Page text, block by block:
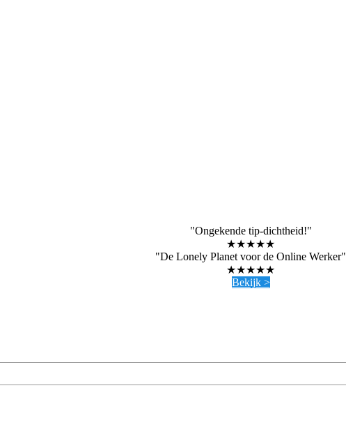
"Ongekende tip-dichtheid!"
★★★★★
"De Lonely Planet voor de Online Werker"
★★★★★
Bekijk >